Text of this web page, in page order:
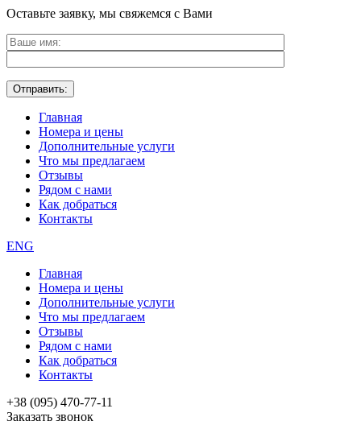
Оставьте заявку, мы свяжемся с Вами
Главная
Номера и цены
Дополнительные услуги
Что мы предлагаем
Отзывы
Рядом с нами
Как добраться
Контакты
ENG
Главная
Номера и цены
Дополнительные услуги
Что мы предлагаем
Отзывы
Рядом с нами
Как добраться
Контакты
+38 (095) 470-77-11
Заказать звонок